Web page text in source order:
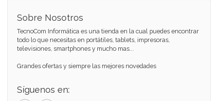
Sobre Nosotros
TecnoCom Informática es una tienda en la cual puedes encontrar
todo lo que necesitas en portátiles, tablets, impresoras,
televisiones, smartphones y mucho mas...
Grandes ofertas y siempre las mejores novedades
Síguenos en: